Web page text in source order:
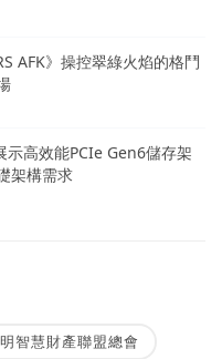
AFK》操控翠綠火焰的格鬥
高效能PCIe Gen6儲存架
架構需求
智慧財產聯盟總會